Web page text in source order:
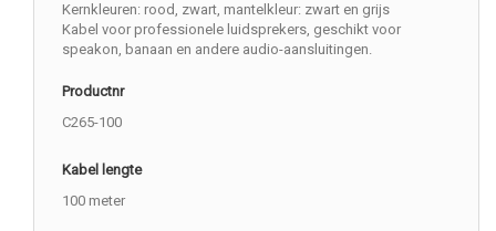
Kernkleuren: rood, zwart, mantelkleur: zwart en grijs
Kabel voor professionele luidsprekers, geschikt voor
speakon, banaan en andere audio-aansluitingen.
Productnr
C265-100
Kabel lengte
100 meter